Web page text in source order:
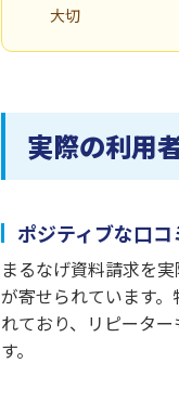
大切
実際の利用
ポジティブな口
まるなげ資料請求を
が寄せられています。
れており、リピータ
す。